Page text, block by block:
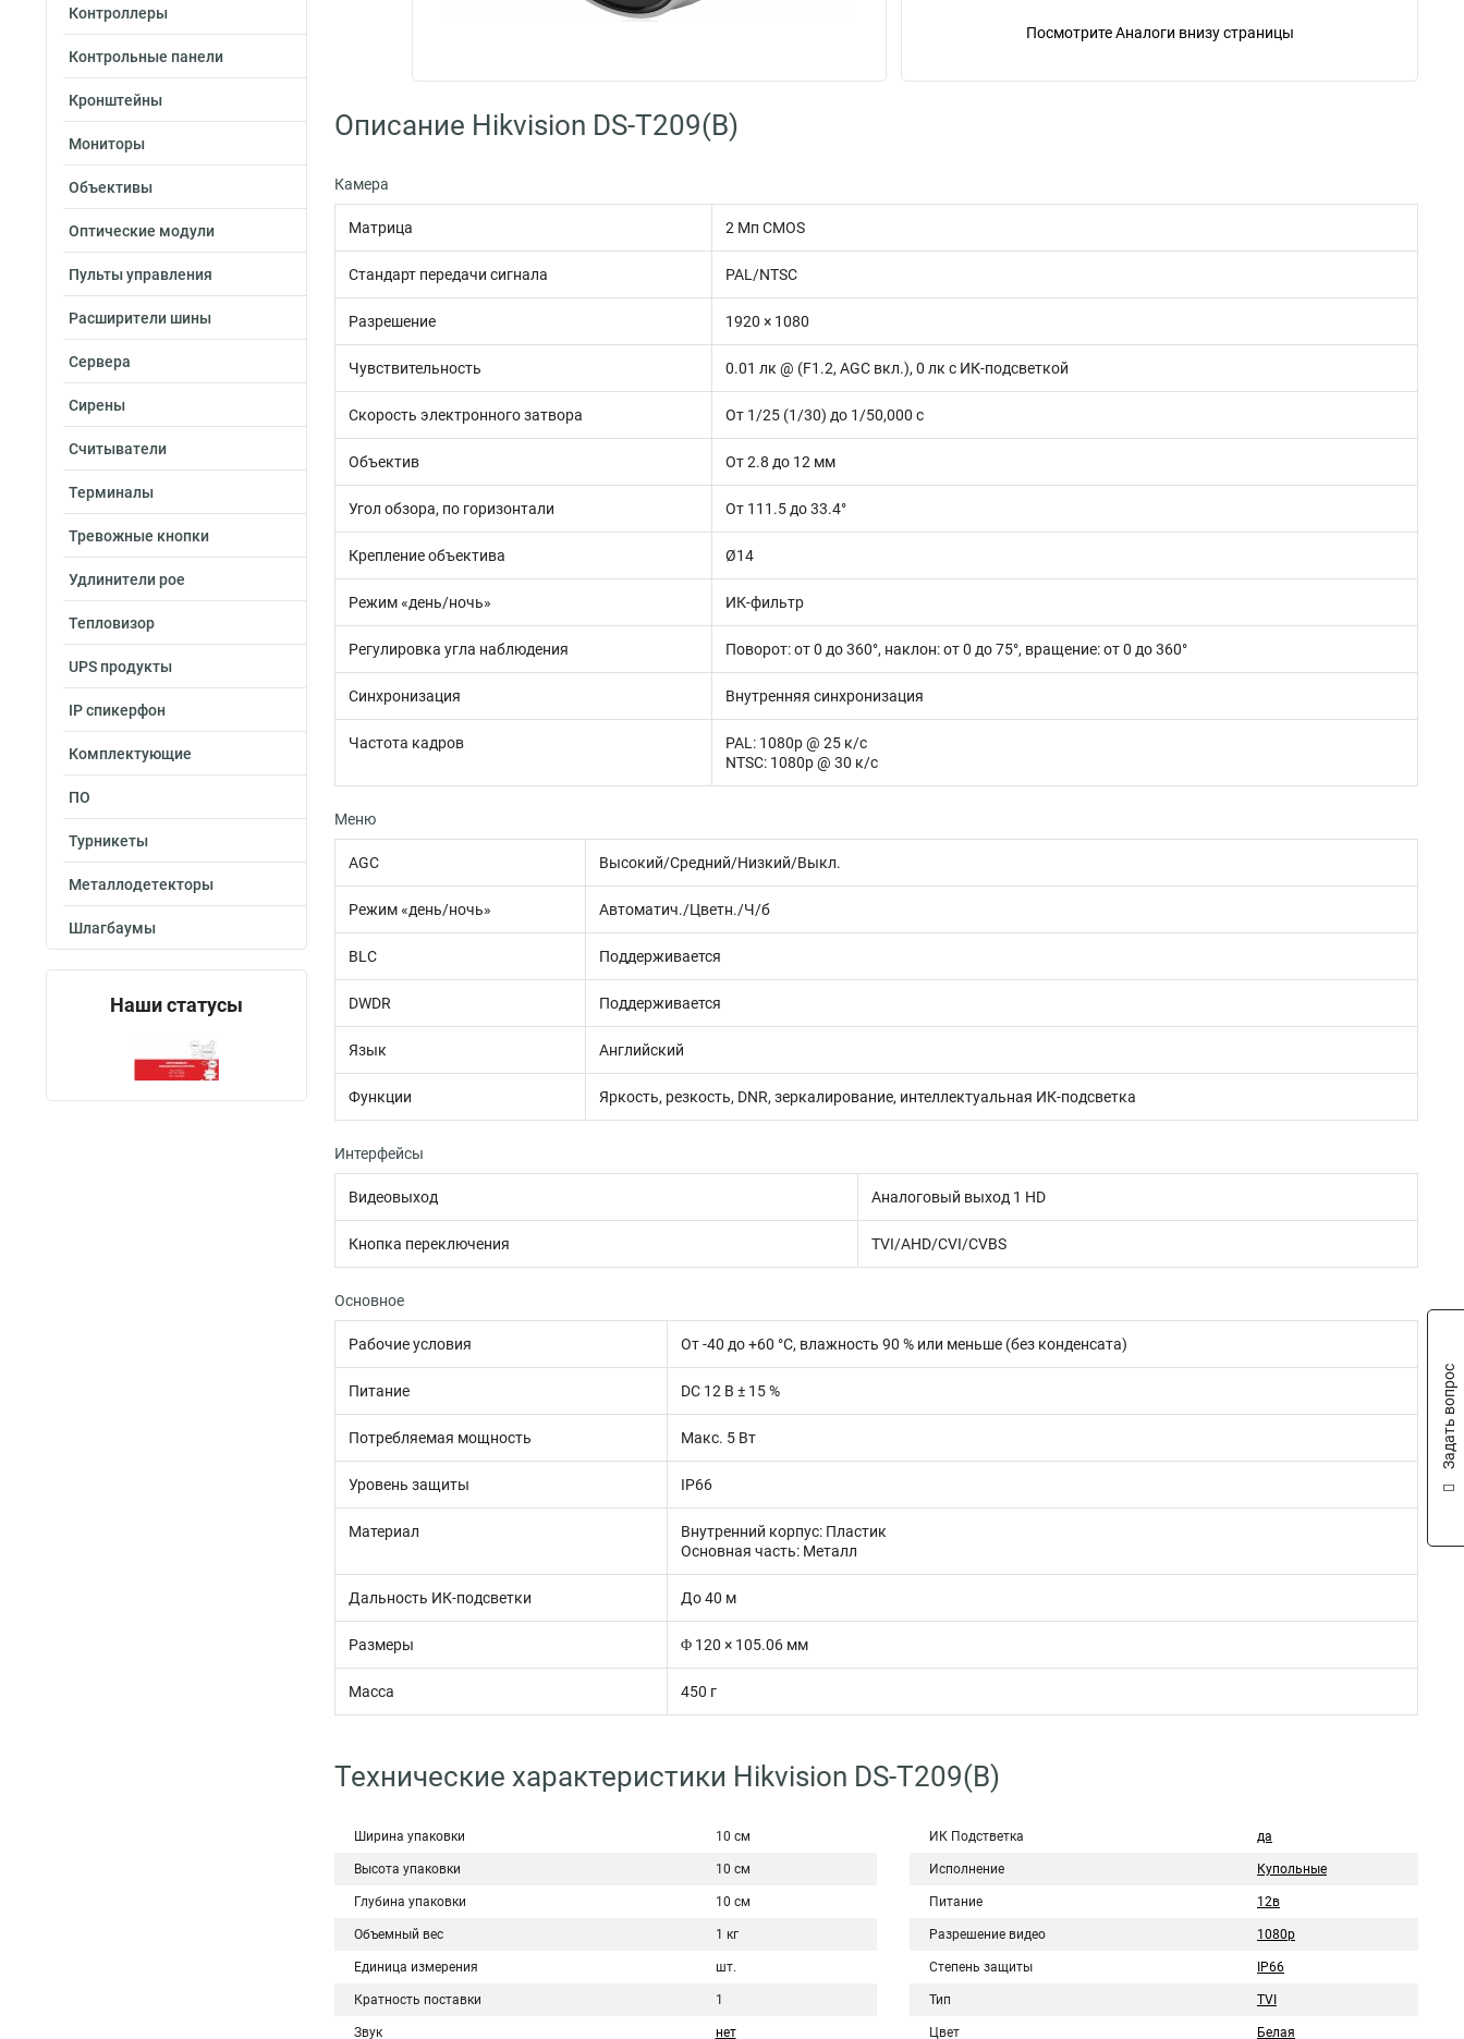
Контроллеры
Контрольные панели
Кронштейны
Мониторы
Объективы
Оптические модули
Пульты управления
Расширители шины
Сервера
Сирены
Считыватели
Терминалы
Тревожные кнопки
Удлинители poe
Тепловизор
UPS продукты
IP спикерфон
Комплектующие
ПО
Турникеты
Металлодетекторы
Шлагбаумы
Наши статусы
Посмотрите Аналоги внизу страницы
Описание Hikvision DS-T209(B)
Камера
Матрица 2 Мп CMOS
Стандарт передачи сигнала PAL/NTSC
Разрешение 1920 × 1080
Чувствительность 0.01 лк @ (F1.2, AGC вкл.), 0 лк с ИК-подсветкой
Скорость электронного затвора От 1/25 (1/30) до 1/50,000 с
Объектив От 2.8 до 12 мм
Угол обзора, по горизонтали От 111.5 до 33.4°
Крепление объектива Ø14
Режим «день/ночь» ИК-фильтр
Регулировка угла наблюдения Поворот: от 0 до 360°, наклон: от 0 до 75°, вращение: от 0 до 360°
Синхронизация Внутренняя синхронизация
Частота кадров
PAL: 1080p @ 25 к/с
NTSC: 1080p @ 30 к/с
Меню
AGC Высокий/Средний/Низкий/Выкл.
Режим «день/ночь» Автоматич./Цветн./Ч/б
BLC Поддерживается
DWDR Поддерживается
Язык Английский
Функции Яркость, резкость, DNR, зеркалирование, интеллектуальная ИК-подсветка
Интерфейсы
Видеовыход Аналоговый выход 1 HD
Кнопка переключения TVI/AHD/CVI/CVBS
Основное
Рабочие условия От -40 до +60 °C, влажность 90 % или меньше (без конденсата)
Питание DC 12 В ± 15 %
Потребляемая мощность Макс. 5 Вт
Уровень защиты IP66
Материал
Внутренний корпус: Пластик
Основная часть: Металл
Дальность ИК-подсветки До 40 м
Размеры Φ 120 × 105.06 мм
Масса 450 г
Технические характеристики Hikvision DS-T209(B)
Ширина упаковки 10 см
Высота упаковки 10 см
Глубина упаковки 10 см
Объемный вес 1 кг
Единица измерения шт.
Кратность поставки 1
Звук нет
ИК Подстветка да
Исполнение Купольные
Питание 12в
Разрешение видео 1080p
Степень защиты IP66
Тип TVI
Цвет Белая
Задать вопрос